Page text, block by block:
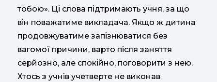
тобою». Ці слова підтримають учня, за що
він поважатиме викладача. Якщо ж дитина
продовжуватиме запізнюватися без
вагомої причини, варто після заняття
серйозно, але спокійно, поговорити з нею.
Хтось з учнів учетверте не виконав